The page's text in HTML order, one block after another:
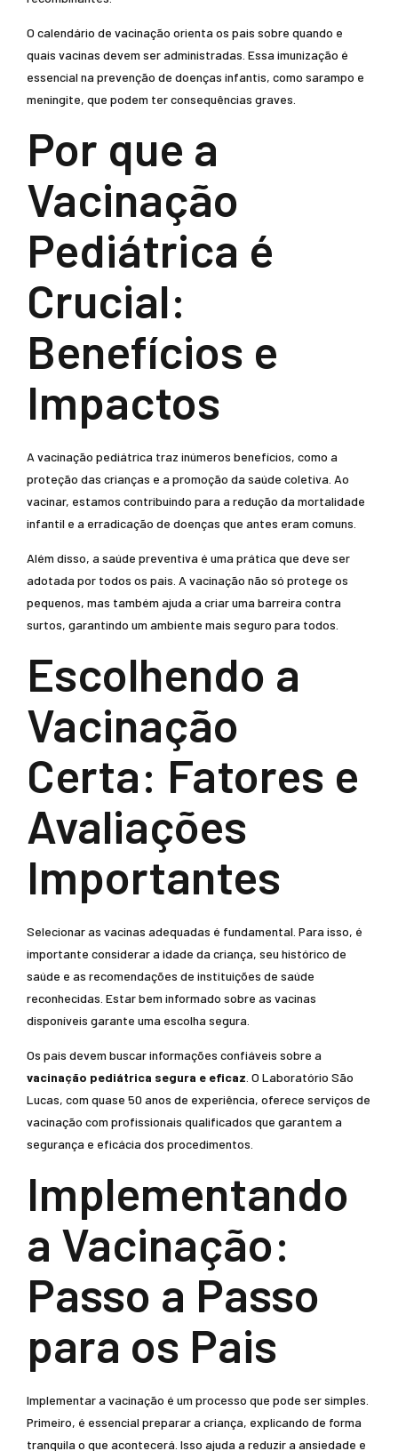
O calendário de vacinação orienta os pais sobre quando e
quais vacinas devem ser administradas. Essa imunização é
essencial na prevenção de doenças infantis, como sarampo e
meningite, que podem ter consequências graves.
Por que a
Vacinação
Pediátrica é
Crucial:
Benefícios e
Impactos
A vacinação pediátrica traz inúmeros benefícios, como a
proteção das crianças e a promoção da saúde coletiva. Ao
vacinar, estamos contribuindo para a redução da mortalidade
infantil e a erradicação de doenças que antes eram comuns.
Além disso, a saúde preventiva é uma prática que deve ser
adotada por todos os pais. A vacinação não só protege os
pequenos, mas também ajuda a criar uma barreira contra
surtos, garantindo um ambiente mais seguro para todos.
Escolhendo a
Vacinação
Certa: Fatores e
Avaliações
Importantes
Selecionar as vacinas adequadas é fundamental. Para isso, é
importante considerar a idade da criança, seu histórico de
saúde e as recomendações de instituições de saúde
reconhecidas. Estar bem informado sobre as vacinas
disponíveis garante uma escolha segura.
Os pais devem buscar informações confiáveis sobre a
vacinação pediátrica segura e eficaz . O Laboratório São
Lucas, com quase 50 anos de experiência, oferece serviços de
vacinação com profissionais qualificados que garantem a
segurança e eficácia dos procedimentos.
Implementando
a Vacinação:
Passo a Passo
para os Pais
Implementar a vacinação é um processo que pode ser simples.
Primeiro, é essencial preparar a criança, explicando de forma
tranquila o que acontecerá. Isso ajuda a reduzir a ansiedade e